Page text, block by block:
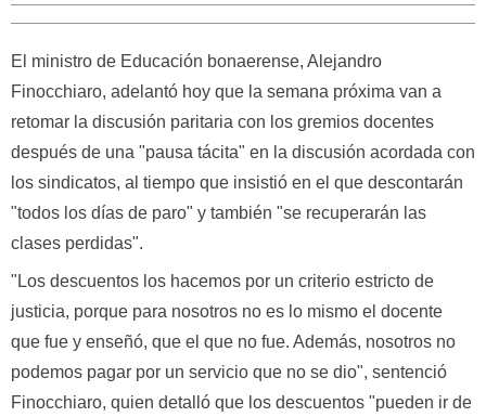
El ministro de Educación bonaerense, Alejandro
Finocchiaro, adelantó hoy que la semana próxima van a
retomar la discusión paritaria con los gremios docentes
después de una "pausa tácita" en la discusión acordada con
los sindicatos, al tiempo que insistió en el que descontarán
"todos los días de paro" y también "se recuperarán las
clases perdidas".
"Los descuentos los hacemos por un criterio estricto de
justicia, porque para nosotros no es lo mismo el docente
que fue y enseñó, que el que no fue. Además, nosotros no
podemos pagar por un servicio que no se dio", sentenció
Finocchiaro, quien detalló que los descuentos "pueden ir de